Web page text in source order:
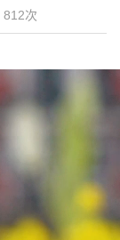
812次